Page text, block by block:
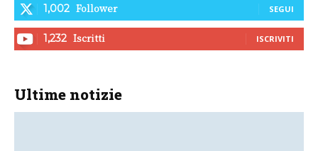
1,002 Follower SEGUI
1,232 Iscritti ISCRIVITI
Ultime notizie